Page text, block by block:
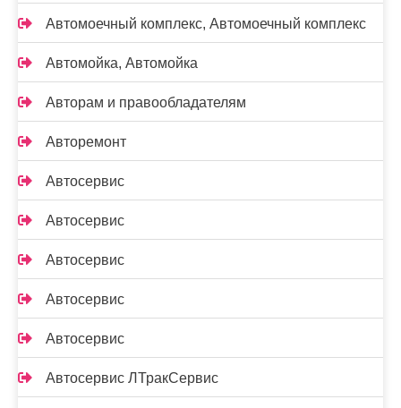
Автомоечный комплекс, Автомоечный комплекс
Автомойка, Автомойка
Авторам и правообладателям
Авторемонт
Автосервис
Автосервис
Автосервис
Автосервис
Автосервис
Автосервис ЛТракСервис